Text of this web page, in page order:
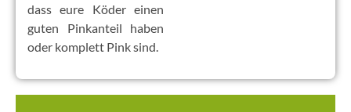
dass eure Köder einen
guten Pinkanteil haben
oder komplett Pink sind.